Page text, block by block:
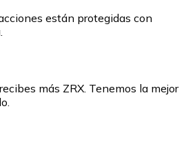
están protegidas con
más ZRX. Tenemos la mejor